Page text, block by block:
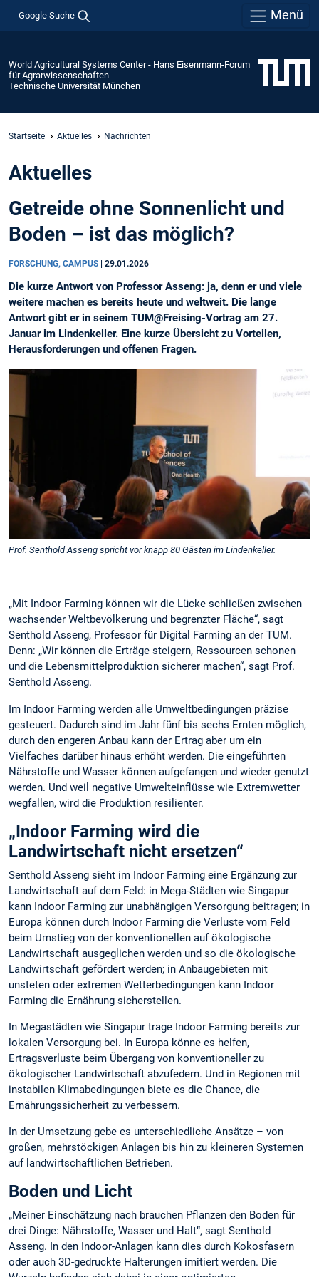
Google Suche Menü
World Agricultural Systems Center - Hans Eisenmann-Forum
für Agrarwissenschaften
Technische Universität München
Startseite Aktuelles Nachrichten
Aktuelles
Getreide ohne Sonnenlicht und
Boden – ist das möglich?
FORSCHUNG, CAMPUS 29.01.2026
Die kurze Antwort von Professor Asseng: ja, denn er und viele
weitere machen es bereits heute und weltweit. Die lange
Antwort gibt er in seinem TUM@Freising-Vortrag am 27.
Januar im Lindenkeller. Eine kurze Übersicht zu Vorteilen,
Herausforderungen und offenen Fragen.
Prof. Senthold Asseng spricht vor knapp 80 Gästen im Lindenkeller.
„Mit Indoor Farming können wir die Lücke schließen zwischen
wachsender Weltbevölkerung und begrenzter Fläche“, sagt
Senthold Asseng, Professor für Digital Farming an der TUM.
Denn: „Wir können die Erträge steigern, Ressourcen schonen
und die Lebensmittelproduktion sicherer machen“, sagt Prof.
Senthold Asseng.
Im Indoor Farming werden alle Umweltbedingungen präzise
gesteuert. Dadurch sind im Jahr fünf bis sechs Ernten möglich,
durch den engeren Anbau kann der Ertrag aber um ein
Vielfaches darüber hinaus erhöht werden. Die eingeführten
Nährstoffe und Wasser können aufgefangen und wieder genutzt
werden. Und weil negative Umwelteinflüsse wie Extremwetter
wegfallen, wird die Produktion resilienter.
„Indoor Farming wird die
Landwirtschaft nicht ersetzen“
Senthold Asseng sieht im Indoor Farming eine Ergänzung zur
Landwirtschaft auf dem Feld: in Mega-Städten wie Singapur
kann Indoor Farming zur unabhängigen Versorgung beitragen; in
Europa können durch Indoor Farming die Verluste vom Feld
beim Umstieg von der konventionellen auf ökologische
Landwirtschaft ausgeglichen werden und so die ökologische
Landwirtschaft gefördert werden; in Anbaugebieten mit
unsteten oder extremen Wetterbedingungen kann Indoor
Farming die Ernährung sicherstellen.
In Megastädten wie Singapur trage Indoor Farming bereits zur
lokalen Versorgung bei. In Europa könne es helfen,
Ertragsverluste beim Übergang von konventioneller zu
ökologischer Landwirtschaft abzufedern. Und in Regionen mit
instabilen Klimabedingungen biete es die Chance, die
Ernährungssicherheit zu verbessern.
In der Umsetzung gebe es unterschiedliche Ansätze – von
großen, mehrstöckigen Anlagen bis hin zu kleineren Systemen
auf landwirtschaftlichen Betrieben.
Boden und Licht
„Meiner Einschätzung nach brauchen Pflanzen den Boden für
drei Dinge: Nährstoffe, Wasser und Halt“, sagt Senthold
Asseng. In den Indoor-Anlagen kann dies durch Kokosfasern
oder auch 3D-gedruckte Halterungen imitiert werden. Die